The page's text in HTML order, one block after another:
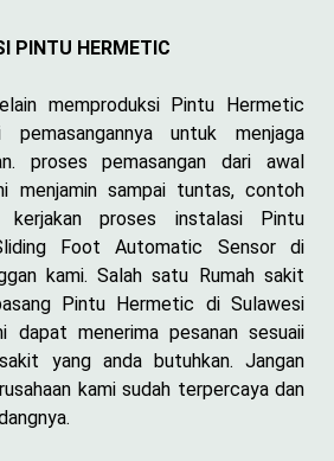
PINTU HERMETIC
memproduksi Pintu Hermetic
pemasangannya untuk menjaga
proses pemasangan dari awal
menjamin sampai tuntas, contoh
proses instalasi Pintu
Foot Automatic Sensor di
kami. Salah satu Rumah sakit
Pintu Hermetic di Sulawesi
dapat menerima pesanan sesuaii
yang anda butuhkan. Jangan
kami sudah terpercaya dan